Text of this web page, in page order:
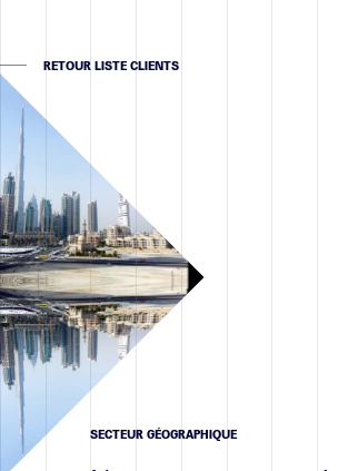
RETOUR LISTE CLIENTS
SECTEUR GÉOGRAPHIQUE